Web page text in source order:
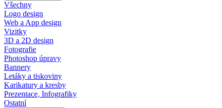
Všechny
Logo design
Web a App design
Vizitky
3D a 2D design
Fotografie
Photoshop úpravy
Bannery
Letáky a tiskoviny
Karikatury a kresby
Prezentace, Infografiky
Ostatní